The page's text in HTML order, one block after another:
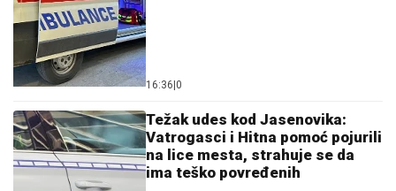
učesnicima: "Ledena kraljica je
opelješila deda Daneta (VIDEO)